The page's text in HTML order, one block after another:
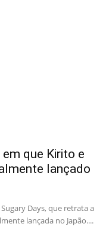
que Kirito e
lançado
Days, que retrata a
lançada no Japão....